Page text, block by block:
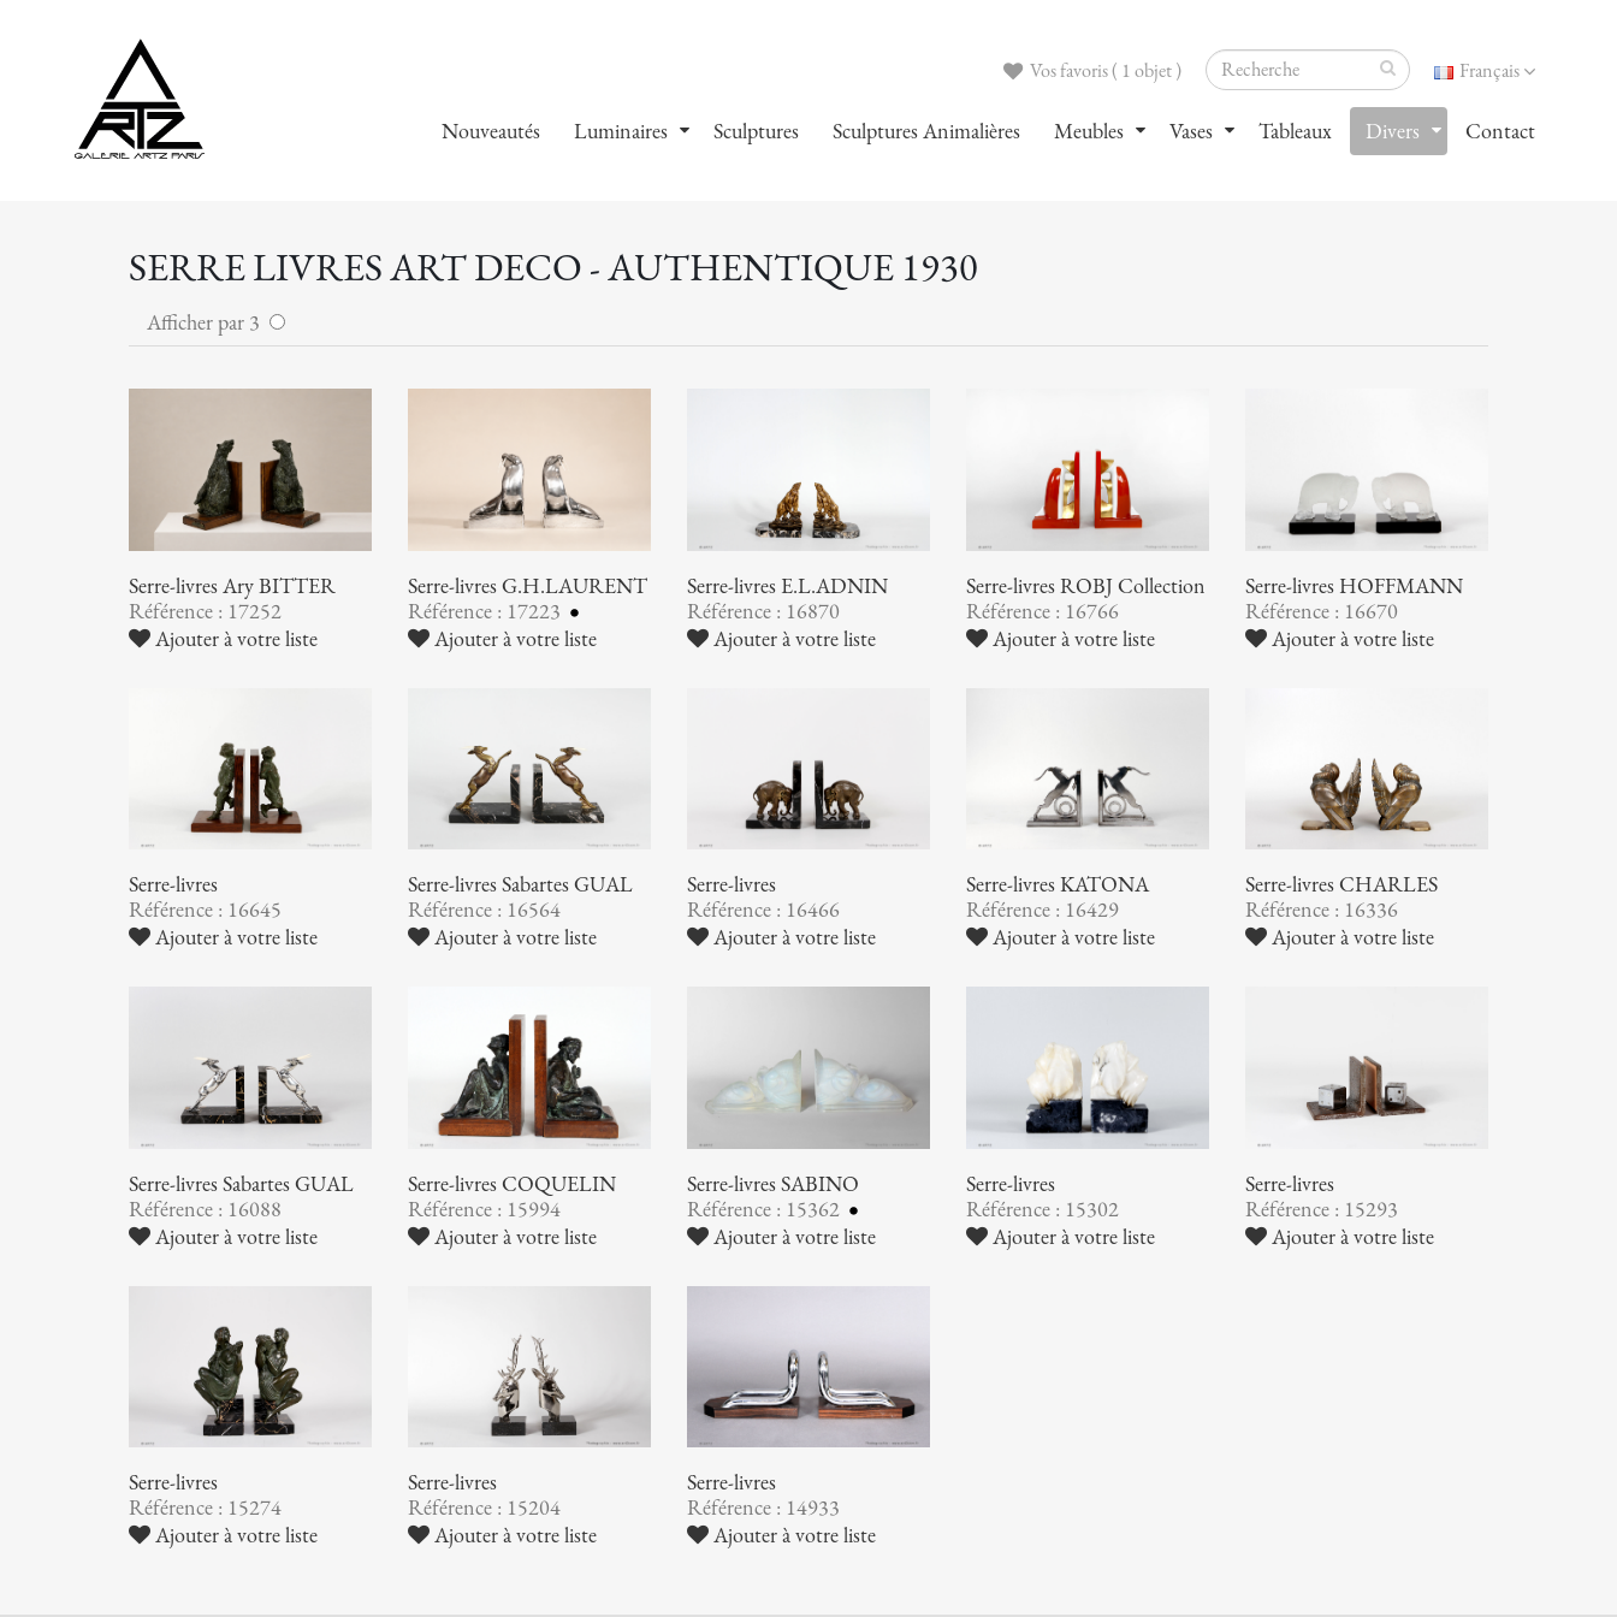
Français
Vos favoris ( 1 objet )
Nouveautés Luminaires Sculptures Sculptures Animalières Meubles Vases Tableaux Divers Contact
SERRE LIVRES ART DECO - AUTHENTIQUE 1930
Afficher par 3
Serre-livres Ary BITTER
Référence : 17252
Ajouter à votre liste
Serre-livres G.H.LAURENT
Référence : 17223
Ajouter à votre liste
Serre-livres E.L.ADNIN
Référence : 16870
Ajouter à votre liste
Serre-livres ROBJ Collection
Référence : 16766
Ajouter à votre liste
Serre-livres HOFFMANN
Référence : 16670
Ajouter à votre liste
Serre-livres
Référence : 16645
Ajouter à votre liste
Serre-livres Sabartes GUAL
Référence : 16564
Ajouter à votre liste
Serre-livres
Référence : 16466
Ajouter à votre liste
Serre-livres KATONA
Référence : 16429
Ajouter à votre liste
Serre-livres CHARLES
Référence : 16336
Ajouter à votre liste
Serre-livres Sabartes GUAL
Référence : 16088
Ajouter à votre liste
Serre-livres COQUELIN
Référence : 15994
Ajouter à votre liste
Serre-livres SABINO
Référence : 15362
Ajouter à votre liste
Serre-livres
Référence : 15302
Ajouter à votre liste
Serre-livres
Référence : 15293
Ajouter à votre liste
Serre-livres
Référence : 15274
Ajouter à votre liste
Serre-livres
Référence : 15204
Ajouter à votre liste
Serre-livres
Référence : 14933
Ajouter à votre liste